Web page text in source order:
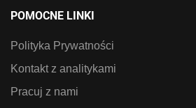
POMOCNE LINKI
Polityka Prywatności
Kontakt z analitykami
Pracuj z nami